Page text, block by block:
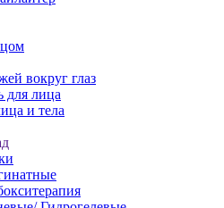
вокруг глаз
для лица
и тела